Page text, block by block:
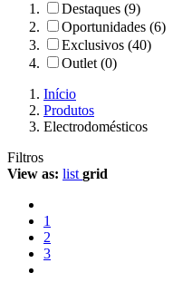
Destaques (9)
Oportunidades (6)
Exclusivos (40)
Outlet (0)
Início
Produtos
Electrodomésticos
Filtros
View as: list grid
1
2
3